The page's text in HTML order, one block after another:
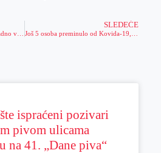
Kompanija Gomex produžila radno vreme radnim danima
SLEDEĆE
ispraćeni pozivari
pivom ulicama
na 41. „Dane piva“